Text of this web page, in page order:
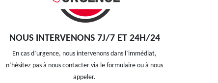
NOUS INTERVENONS 7J/7 ET 24H/24
En cas d’urgence, nous intervenons dans l’immédiat,
n’hésitez pas à nous contacter via le formulaire ou à nous
appeler.